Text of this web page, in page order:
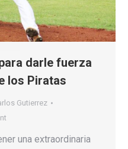
darle fuerza
los Piratas
Gutierrez
una extraordinaria